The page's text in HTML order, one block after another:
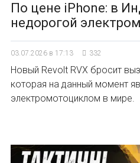
По цене iPhone: в
недорогой
03.07.2026 в 17:13 332
Новый Revolt RVX бросит
которая на данный момент
электромотоциклом в мире.